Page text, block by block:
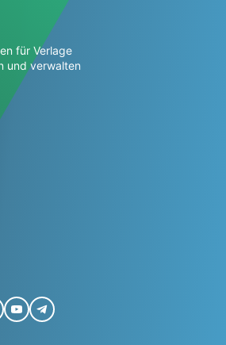
für Verlage
und verwalten